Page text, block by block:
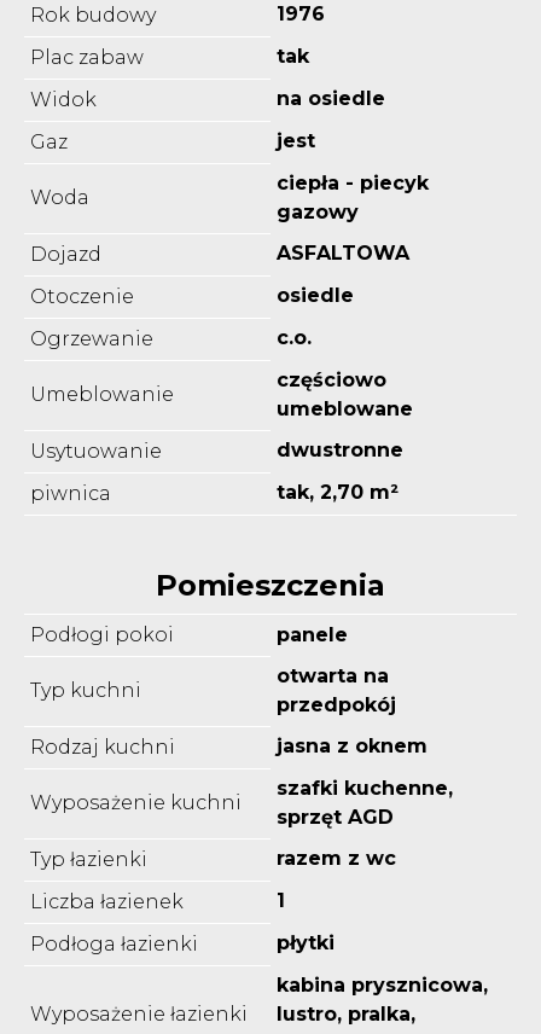
Rok budowy
1976
Plac zabaw
tak
Widok
na osiedle
Gaz
jest
Woda
ciepła - piecyk
gazowy
Dojazd
ASFALTOWA
Otoczenie
osiedle
Ogrzewanie
c.o.
Umeblowanie
częściowo
umeblowane
Usytuowanie
dwustronne
piwnica
tak, 2,70 m²
Pomieszczenia
Podłogi pokoi panele
Typ kuchni
otwarta na
przedpokój
Rodzaj kuchni
jasna z oknem
Wyposażenie kuchni
szafki kuchenne,
sprzęt AGD
Typ łazienki
razem z wc
Liczba łazienek
1
Podłoga łazienki
płytki
Wyposażenie łazienki
kabina prysznicowa,
lustro, pralka,